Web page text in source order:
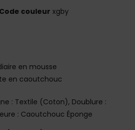
Code couleur xgby
en mousse
en caoutchouc
: Textile (Coton), Doublure :
: Caoutchouc Éponge